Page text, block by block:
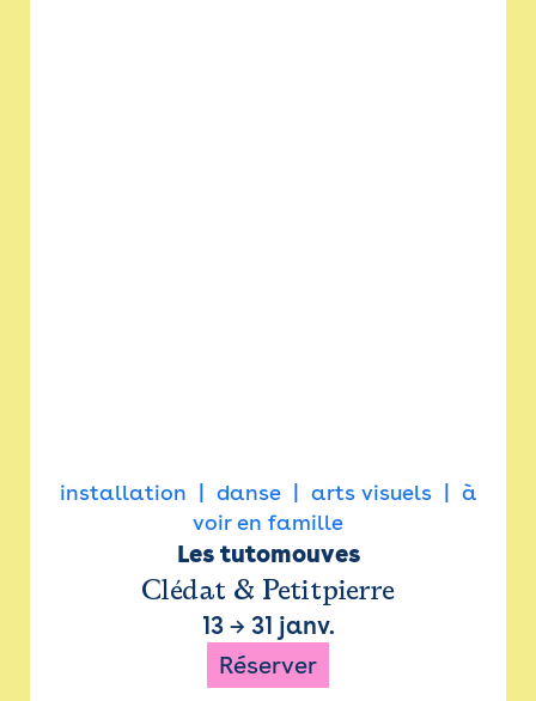
installation danse arts visuels
à
voir en famille
Les tutomouves
Clédat & Petitpierre
13→ 31 janv.
Réserver